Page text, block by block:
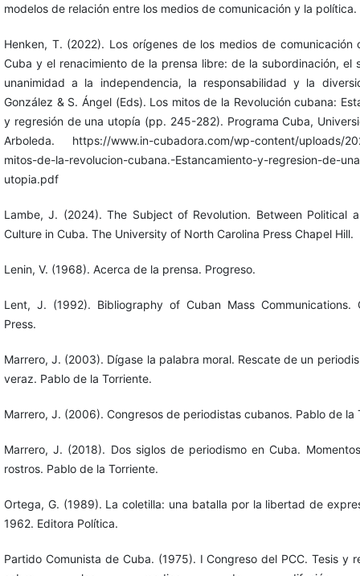
modelos de relación entre los medios de comunicación y la política.
Henken, T. (2022). Los orígenes de los medios de comunicación
Cuba y el renacimiento de la prensa libre: de la subordinación, el
unanimidad a la independencia, la responsabilidad y la
González & S. Ángel (Eds). Los mitos de la Revolución cubana:
y regresión de una utopía (pp. 245-282). Programa Cuba,
Arboleda. https://www.in-cubadora.com/wp-content/uploads/
mitos-de-la-revolucion-cubana.-Estancamiento-y-regresion-de-
utopia.pdf
Lambe, J. (2024). The Subject of Revolution. Between Political
Culture in Cuba. The University of North Carolina Press Chapel Hill.
Lenin, V. (1968). Acerca de la prensa. Progreso.
Lent, J. (1992). Bibliography of Cuban Mass Communications.
Press.
Marrero, J. (2003). Dígase la palabra moral. Rescate de un
veraz. Pablo de la Torriente.
Marrero, J. (2006). Congresos de periodistas cubanos. Pablo de la
Marrero, J. (2018). Dos siglos de periodismo en Cuba.
rostros. Pablo de la Torriente.
Ortega, G. (1989). La coletilla: una batalla por la libertad de
1962. Editora Política.
Partido Comunista de Cuba. (1975). I Congreso del PCC. Tesis y